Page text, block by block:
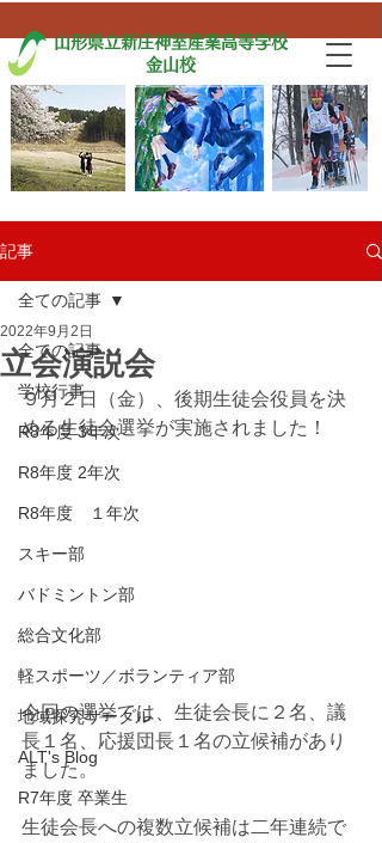
山形県立新庄神室産業高等学校
金山校
記事
全ての記事
学校行事
R8年度 3年次
R8年度 2年次
R8年度 １年次
スキー部
バドミントン部
総合文化部
軽スポーツ／ボランティア部
地域探究サークル
ALT's Blog
R7年度 卒業生
全ての記事
立会演説会
2022年9月2日
９月２日（金）、後期生徒会役員を決
める生徒会選挙が実施されました！
今回の選挙では、生徒会長に２名、議
長１名、応援団長１名の立候補があり
ました。
生徒会長への複数立候補は二年連続で